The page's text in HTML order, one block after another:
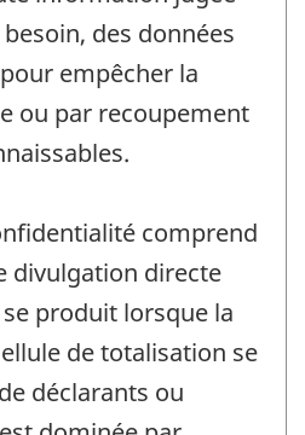
des données
empêcher la
ou par recoupement
comprend
divulgation directe
produit lorsque la
de totalisation se
déclarants ou